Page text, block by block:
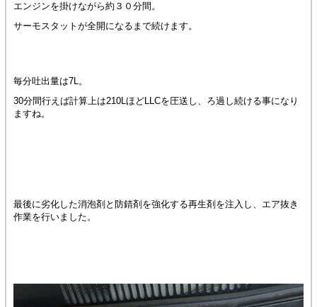
エンジンを掛けながら約３０分間。
サーモスタットが全開になるまで続けます。
毎分吐出量は7L。
30分間行えば計算上は210LほどLLCを圧送し、ろ過し続ける事になり
ますね。
最後に劣化した消泡剤と防錆剤を強化する再生剤を注入し、エア抜き
作業を行いました。